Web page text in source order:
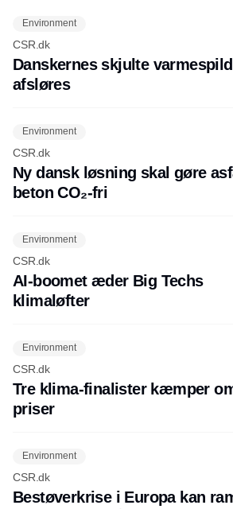
Environment
CSR.dk
Danskernes skjulte
afsløres
Environment
CSR.dk
Ny dansk løsning skal gøre
beton CO₂-fri
Environment
CSR.dk
AI-boomet æder Big Techs
klimaløfter
Environment
CSR.dk
Tre klima-finalister kæmper
priser
Environment
CSR.dk
Bestøverkrise i Europa kan